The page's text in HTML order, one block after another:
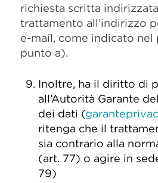
richiesta scritta
trattamento all’indirizzo
e-mail, come indicato nel
punto a).
Inoltre, ha il diritto di
all’Autorità Garante
dei dati (
ritenga che il
sia contrario alla
(art. 77) o agire in
79)